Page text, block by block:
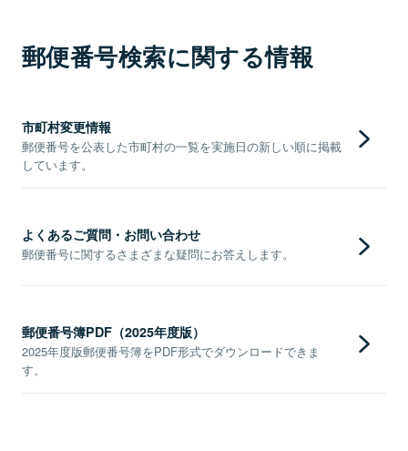
郵便番号検索に関する情報
市町村変更情報
郵便番号を公表した市町村の一覧を実施日の新しい順に掲載
しています。
よくあるご質問・お問い合わせ
郵便番号に関するさまざまな疑問にお答えします。
郵便番号簿PDF（2025年度版）
2025年度版郵便番号簿をPDF形式でダウンロードできま
す。